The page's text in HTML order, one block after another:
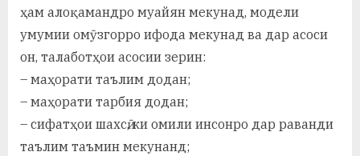
ҳам алоқамандро муайян мекунад, модели
умумии омӯзгорро ифода мекунад ва дар асоси
он, талаботҳои асосии зерин:
– маҳорати таълим додан;
– маҳорати тарбия додан;
– сифатҳои шахсӣ, ки омили инсонро дар раванди
таълим таъмин мекунанд;